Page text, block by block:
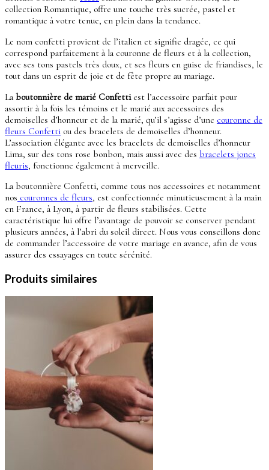
collection Romantique, offre une touche très sucrée, pastel et
romantique à votre tenue, en plein dans la tendance.
Le nom confetti provient de l’italien et signifie dragée, ce qui
correspond parfaitement à la couronne de fleurs et à la collection,
avec ses tons pastels très doux, et ses fleurs en guise de friandises, le
tout dans un esprit de joie et de fête propre au mariage.
La boutonnière de marié Confettiest l’accessoire parfait pour
assortir à la fois les témoins et le marié aux accessoires des
demoiselles d’honneur et de la marié, qu’il s’agisse d’une couronne de
fleurs Confetti ou des bracelets de demoiselles d’honneur.
L’association élégante avec les bracelets de demoiselles d’honneur
Lima, sur des tons rose bonbon, mais aussi avec des bracelets joncs
fleuris, fonctionne également à merveille.
La boutonnière Confetti, comme tous nos accessoires et notamment
nos couronnes de fleurs, est confectionnée minutieusement à la main
en France, à Lyon, à partir de fleurs stabilisées. Cette
caractéristique lui offre l’avantage de pouvoir se conserver pendant
plusieurs années, à l’abri du soleil direct. Nous vous conseillons donc
de commander l’accessoire de votre mariage en avance, afin de vous
assurer des essayages en toute sérénité.
Produits similaires